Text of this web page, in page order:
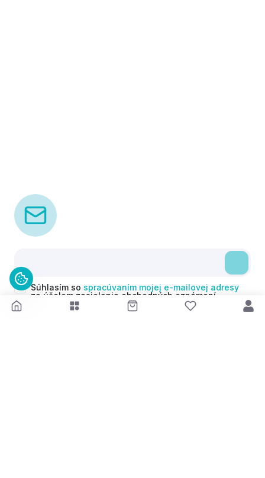
Súhlasím so spracúvaním mojej e-mailovej adresy
za účelom zasielania obchodných oznámení
(newsletterov) v súlade s čl. 6 ods. 1 písm. a)
Nariadenia GDPR. Svoj súhlas môžem kedykoľvek